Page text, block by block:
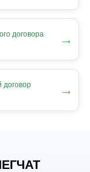
договора
→
договор
→